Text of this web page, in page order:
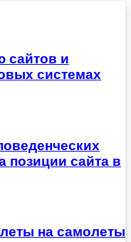
сайтов и
системах
позиции сайта в
на самолеты